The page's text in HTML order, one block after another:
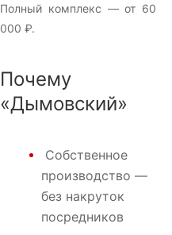
Полный комплекс — от 60
000 ₽.
Почему
«Дымовский»
Собственное
производство —
без накруток
посредников